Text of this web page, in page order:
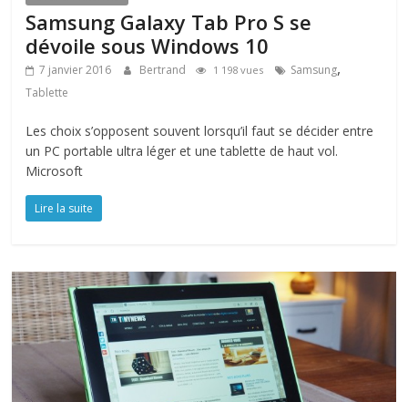
Samsung Galaxy Tab Pro S se
dévoile sous Windows 10
7 janvier 2016 Bertrand 1 198 vues Samsung,
Tablette
Les choix s’opposent souvent lorsqu’il faut se décider entre
un PC portable ultra léger et une tablette de haut vol.
Microsoft
Lire la suite